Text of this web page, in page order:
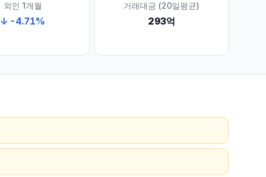
외인 1개월
↓ -4.71%
거래대금 (20일평균)
293억